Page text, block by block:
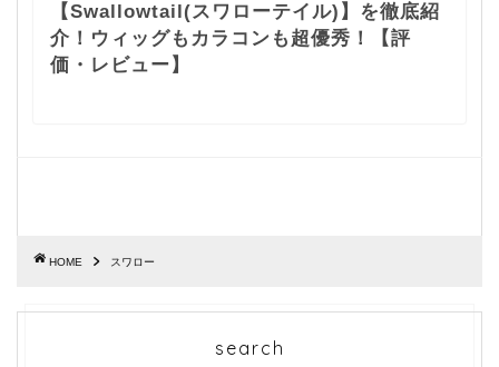
【Swallowtail(スワローテイル)】を徹底紹
介！ウィッグもカラコンも超優秀！【評
価・レビュー】
HOME スワロー
search